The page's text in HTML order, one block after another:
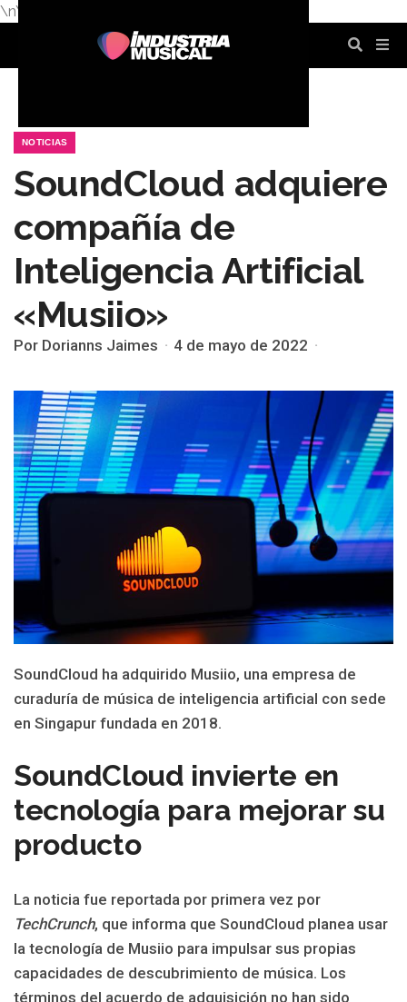
\n\n
NOTICIAS
SoundCloud adquiere
compañía de
Inteligencia Artificial
«Musiio»
Por Dorianns Jaimes 4 de mayo de 2022
SoundCloud ha adquirido Musiio, una empresa de
curaduría de música de inteligencia artificial con sede
en Singapur fundada en 2018.
SoundCloud invierte en
tecnología para mejorar su
producto
La noticia fue reportada por primera vez por
TechCrunch, que informa que SoundCloud planea usar
la tecnología de Musiio para impulsar sus propias
capacidades de descubrimiento de música. Los
términos del acuerdo de adquisición no han sido